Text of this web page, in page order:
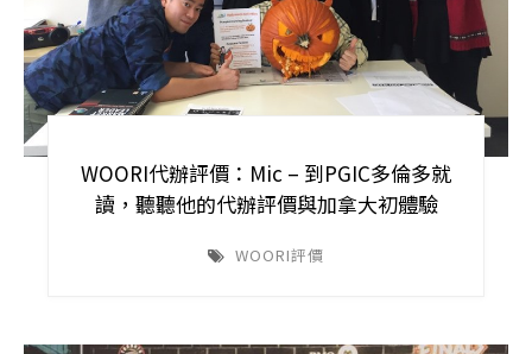
WOORI代辦評價：Mic – 到PGIC多倫多就
讀，聽聽他的代辦評價與加拿大初體驗
WOORI評價